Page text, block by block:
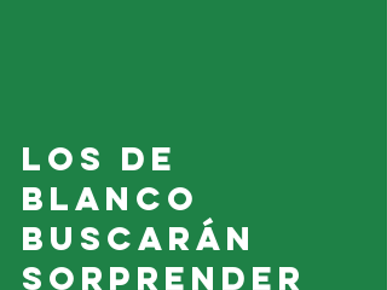
Los de
Blanco
buscarán
sorprender